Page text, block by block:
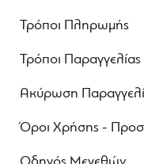
Τρόποι Πληρωμής
Τρόποι Παραγγελίας
Ακύρωση
Όροι Χρήσης -